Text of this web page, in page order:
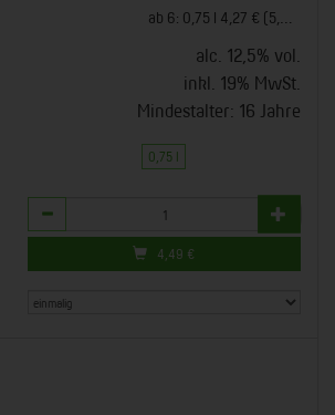
alc. 12,5% vol.
inkl. 19% MwSt.
Mindestalter: 16 Jahre
0,75 l
Anzahl
4,49 €